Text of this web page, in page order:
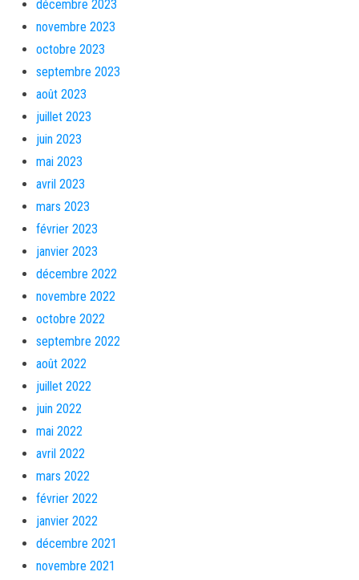
décembre 2023
novembre 2023
octobre 2023
septembre 2023
août 2023
juillet 2023
juin 2023
mai 2023
avril 2023
mars 2023
février 2023
janvier 2023
décembre 2022
novembre 2022
octobre 2022
septembre 2022
août 2022
juillet 2022
juin 2022
mai 2022
avril 2022
mars 2022
février 2022
janvier 2022
décembre 2021
novembre 2021